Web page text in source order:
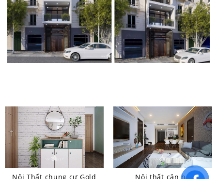
Nội Thất chung cư Gold
Nội thất căn hộ